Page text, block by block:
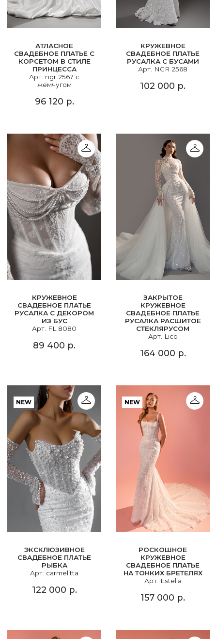
АТЛАСНОЕ
СВАДЕБНОЕ ПЛАТЬЕ С
КОРСЕТОМ В СТИЛЕ
ПРИНЦЕССА
Арт. ngr 2567 с
жемчугом
96 120 р.
КРУЖЕВНОЕ
СВАДЕБНОЕ ПЛАТЬЕ
РУСАЛКА С БУСАМИ
Арт. NGR 2568
102 000 р.
КРУЖЕВНОЕ
СВАДЕБНОЕ ПЛАТЬЕ
РУСАЛКА С ДЕКОРОМ
ИЗ БУС
Арт. FL 8080
89 400 р.
ЗАКРЫТОЕ
КРУЖЕВНОЕ
СВАДЕБНОЕ ПЛАТЬЕ
РУСАЛКА РАСШИТОЕ
СТЕКЛЯРУСОМ
Арт. Lico
164 000 р.
NEW
ЭКСКЛЮЗИВНОЕ
СВАДЕБНОЕ ПЛАТЬЕ
РЫБКА
Арт. carmelitta
122 000 р.
NEW
РОСКОШНОЕ
КРУЖЕВНОЕ
СВАДЕБНОЕ ПЛАТЬЕ
НА ТОНКИХ БРЕТЕЛЯХ
Арт. Estella
157 000 р.